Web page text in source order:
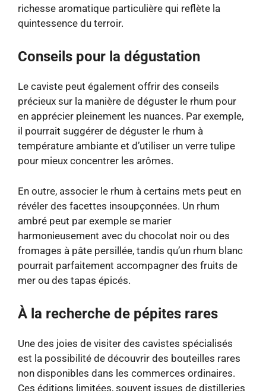
richesse aromatique particulière qui reflète la
quintessence du terroir.
Conseils pour la dégustation
Le caviste peut également offrir des conseils
précieux sur la manière de déguster le rhum pour
en apprécier pleinement les nuances. Par exemple,
il pourrait suggérer de déguster le rhum à
température ambiante et d’utiliser un verre tulipe
pour mieux concentrer les arômes.
En outre, associer le rhum à certains mets peut en
révéler des facettes insoupçonnées. Un rhum
ambré peut par exemple se marier
harmonieusement avec du chocolat noir ou des
fromages à pâte persillée, tandis qu’un rhum blanc
pourrait parfaitement accompagner des fruits de
mer ou des tapas épicés.
À la recherche de pépites rares
Une des joies de visiter des cavistes spécialisés
est la possibilité de découvrir des bouteilles rares
non disponibles dans les commerces ordinaires.
Ces éditions limitées, souvent issues de distilleries